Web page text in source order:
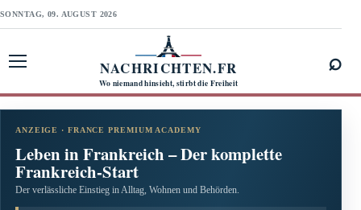
SONNTAG, 09. AUGUST 2026
NACHRICHTEN.FR
Wo niemand hinsieht, stirbt die Freiheit
⌕
ANZEIGE · FRANCE PREMIUM ACADEMY
Leben in Frankreich – Der komplette
Frankreich-Start
Der verlässliche Einstieg in Alltag, Wohnen und Behörden.